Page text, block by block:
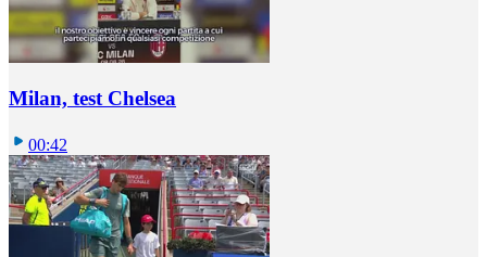
Milan, test Chelsea
00:42